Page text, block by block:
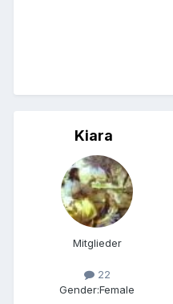
Kiara
Mitglieder
22
Gender:Female